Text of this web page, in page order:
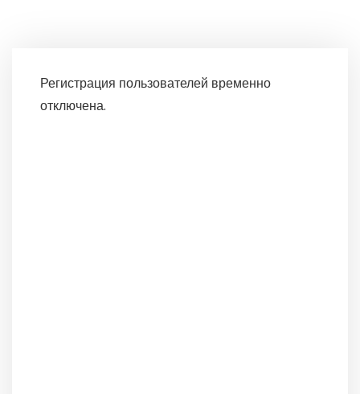
Регистрация пользователей временно
отключена.